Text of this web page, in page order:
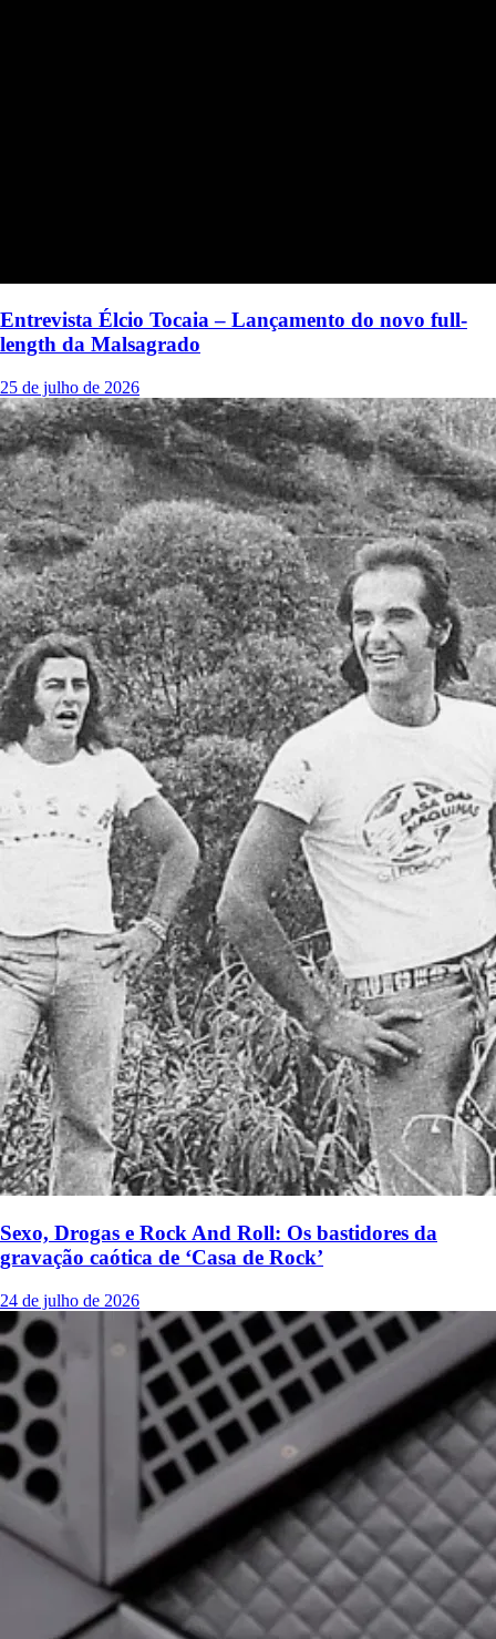
Entrevista Élcio Tocaia – Lançamento do novo full-
length da Malsagrado
25 de julho de 2026
Sexo, Drogas e Rock And Roll: Os bastidores da
gravação caótica de ‘Casa de Rock’
24 de julho de 2026